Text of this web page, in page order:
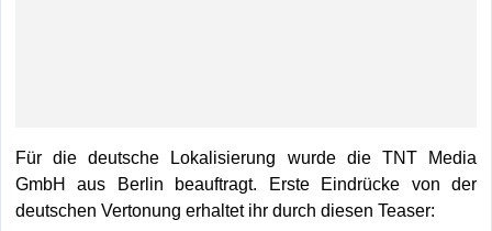
Für die deutsche Lokalisierung wurde die TNT Media
GmbH aus Berlin beauftragt. Erste Eindrücke von der
deutschen Vertonung erhaltet ihr durch diesen Teaser: